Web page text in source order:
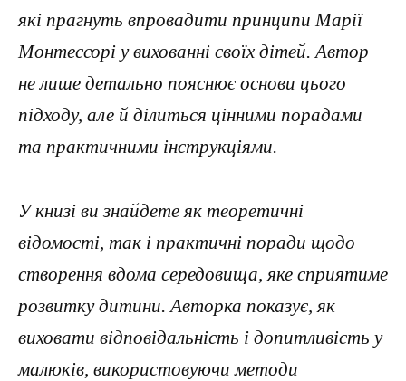
які прагнуть впровадити принципи Марії
Монтессорі у вихованні своїх дітей. Автор
не лише детально пояснює основи цього
підходу, але й ділиться цінними порадами
та практичними інструкціями.
У книзі ви знайдете як теоретичні
відомості, так і практичні поради щодо
створення вдома середовища, яке сприятиме
розвитку дитини. Авторка показує, як
виховати відповідальність і допитливість у
малюків, використовуючи методи